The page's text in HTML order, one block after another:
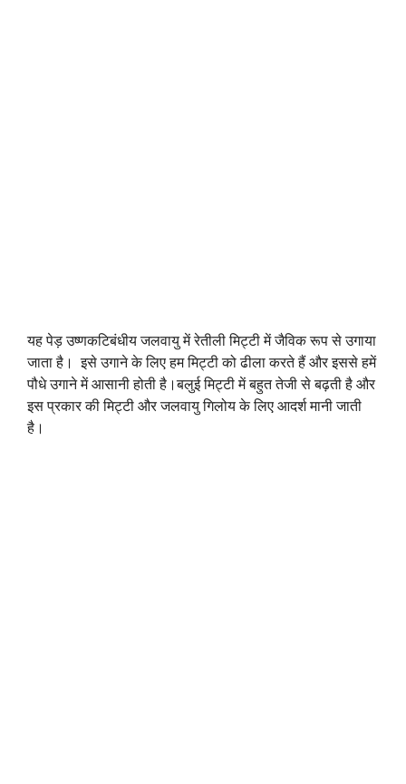
यह पेड़ उष्णकटिबंधीय जलवायु में रेतीली मिट्टी में जैविक रूप से उगाया
जाता है। इसे उगाने के लिए हम मिट्टी को ढीला करते हैं और इससे हमें
पौधे उगाने में आसानी होती है।बलुई मिट्टी में बहुत तेजी से बढ़ती है और
इस प्रकार की मिट्टी और जलवायु गिलोय के लिए आदर्श मानी जाती
है।